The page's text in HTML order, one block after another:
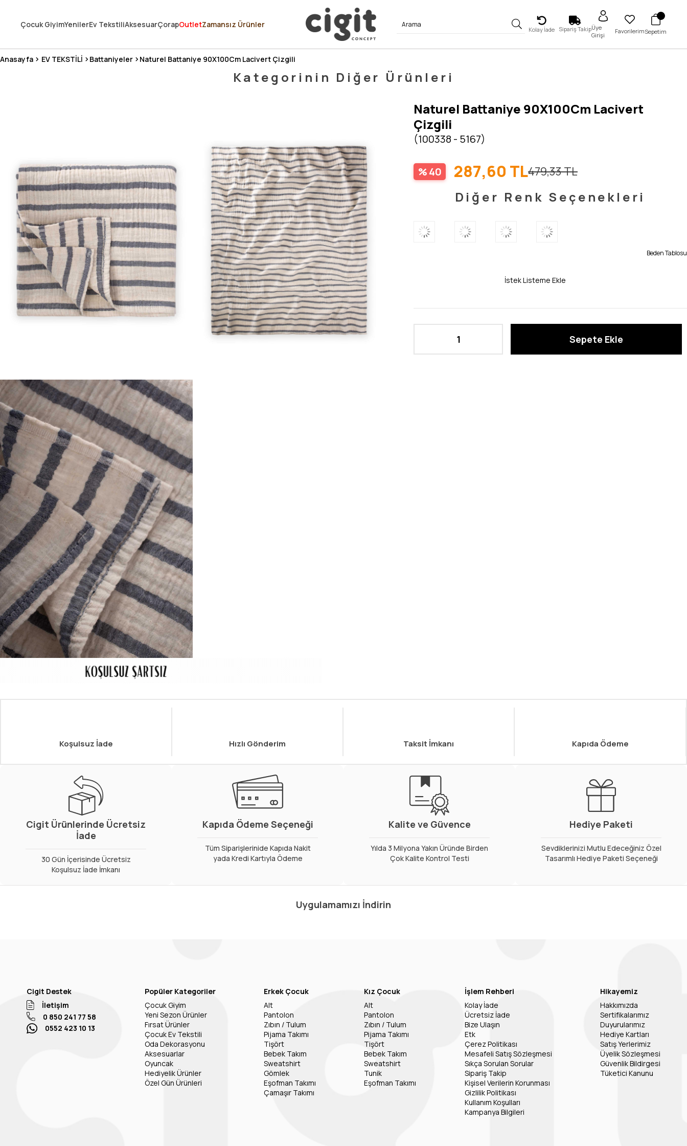
3 MİLYONDAN FAZLA MUTLU MÜŞTERİ ❤️ 10 MİLYON ÜRÜN
Çocuk GiyimYenilerEv TekstiliAksesuarÇorapOutletZamansız Ürünler
Kolay İade Sipariş TakipÜye
Girişi
FavorilerimSepetim
Anasayfa EV TEKSTİLİ Battaniyeler Naturel Battaniye 90X100Cm Lacivert Çizgili
Kategorinin Diğer Ürünleri
Naturel Battaniye 90X100Cm Lacivert
Çizgili
(100338 - 5167)
40 479,33 TL
287,60 TL
Diğer Renk Seçenekleri
Beden Tablosu
İstek Listeme Ekle
Koşulsuz İade Hızlı Gönderim Taksit İmkanı Kapıda Ödeme
Cigit Ürünlerinde Ücretsiz
İade
30 Gün İçerisinde Ücretsiz
Koşulsuz İade İmkanı
Kapıda Ödeme Seçeneği
Tüm Siparişlerinide Kapıda Nakit
yada Kredi Kartıyla Ödeme
Kalite ve Güvence
Yılda 3 Milyona Yakın Üründe Birden
Çok Kalite Kontrol Testi
Hediye Paketi
Sevdiklerinizi Mutlu Edeceğiniz Özel
Tasarımlı Hediye Paketi Seçeneği
Uygulamamızı İndirin
Cigit Destek
İletişim
0 850 241 77 58
0552 423 10 13
Popüler Kategoriler
Çocuk Giyim
Yeni Sezon Ürünler
Fırsat Ürünler
Çocuk Ev Tekstili
Oda Dekorasyonu
Aksesuarlar
Oyuncak
Hediyelik Ürünler
Özel Gün Ürünleri
Erkek Çocuk
Alt
Pantolon
Zıbın / Tulum
Pijama Takımı
Tişört
Bebek Takım
Sweatshirt
Gömlek
Eşofman Takımı
Çamaşır Takımı
Kız Çocuk
Alt
Pantolon
Zıbın / Tulum
Pijama Takımı
Tişört
Bebek Takım
Sweatshirt
Tunik
Eşofman Takımı
İşlem Rehberi
Kolay İade
Ücretsiz İade
Bize Ulaşın
Etk
Çerez Politikası
Mesafeli Satış Sözleşmesi
Sıkça Sorulan Sorular
Sipariş Takip
Kişisel Verilerin Korunması
Gizlilik Politikası
Kullanım Koşulları
Kampanya Bilgileri
Hikayemiz
Hakkımızda
Sertifikalarımız
Duyurularımız
Hediye Kartları
Satış Yerlerimiz
Üyelik Sözleşmesi
Güvenlik Bildirgesi
Tüketici Kanunu